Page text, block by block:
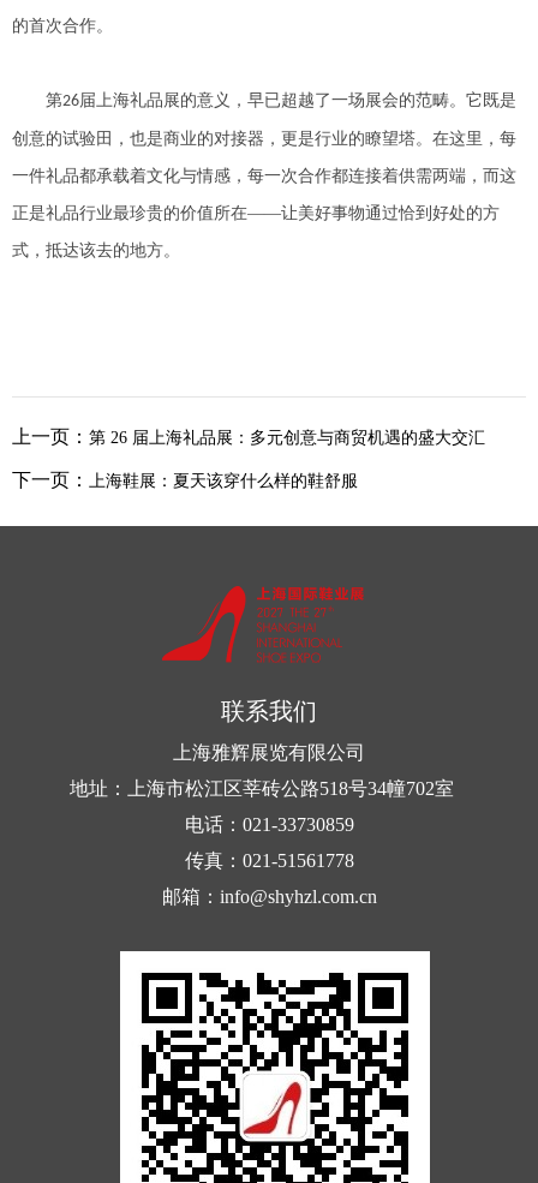
的首次合作。
第26届上海礼品展的意义，早已超越了一场展会的范畴。它既是
创意的试验田，也是商业的对接器，更是行业的瞭望塔。在这里，每
一件礼品都承载着文化与情感，每一次合作都连接着供需两端，而这
正是礼品行业最珍贵的价值所在——让美好事物通过恰到好处的方
式，抵达该去的地方。
上一页： 第 26 届上海礼品展：多元创意与商贸机遇的盛大交汇​
下一页： 上海鞋展：夏天该穿什么样的鞋舒服
联系我们
上海雅辉展览有限公司
地址：上海市松江区莘砖公路518号34幢702室
电话：021-33730859
传真：021-51561778
邮箱：info@shyhzl.com.cn